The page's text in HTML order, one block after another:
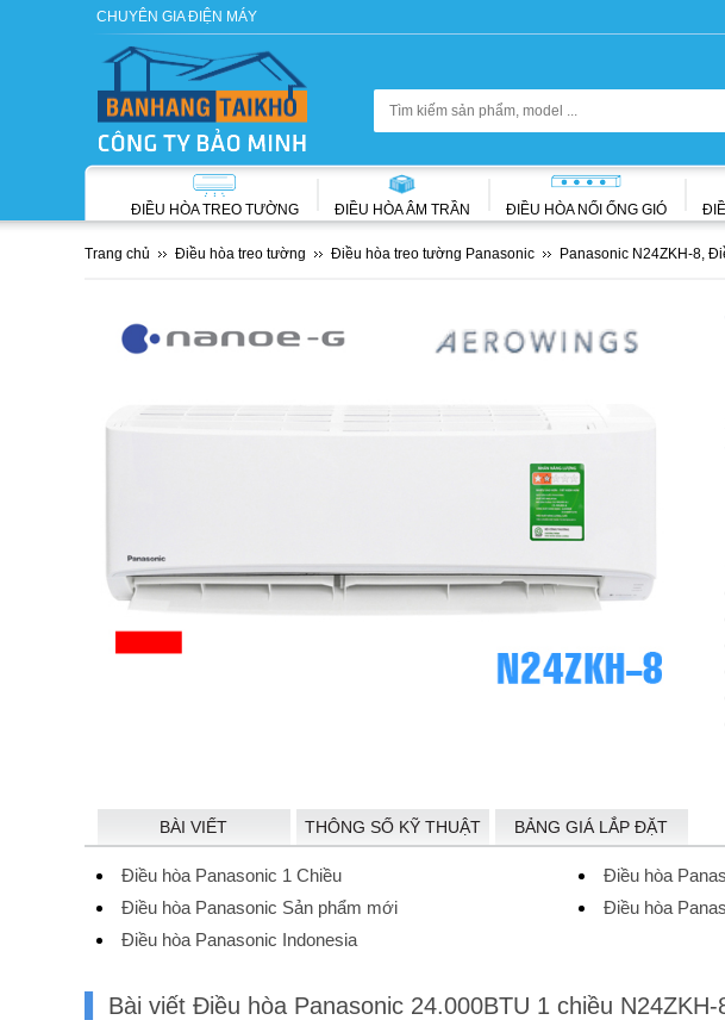
CHUYÊN GIA ĐIỆN MÁY
ĐIỀU HÒA TREO TƯỜNG ĐIỀU HÒA ÂM TRẦN ĐIỀU HÒA NỐI ỐNG GIÓ
Trang chủ Điều hòa treo tường Điều hòa treo tường Panasonic Panasonic N24ZKH-8,
BÀI VIẾT THÔNG SỐ KỸ THUẬT BẢNG GIÁ LẮP ĐẶT
Điều hòa Panasonic 1 Chiều
Điều hòa
Điều hòa Panasonic Sản phẩm mới
Điều hòa
Điều hòa Panasonic Indonesia
Bài viết Điều hòa Panasonic 24.000BTU 1 chiều N24ZKH-